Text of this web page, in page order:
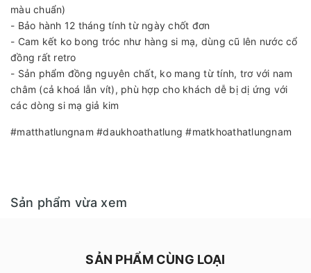
màu chuẩn)
- Bảo hành 12 tháng tính từ ngày chốt đơn
- Cam kết ko bong tróc như hàng si mạ, dùng cũ lên nước cổ
đồng rất retro
- Sản phẩm đồng nguyên chất, ko mang từ tính, trơ với nam
châm (cả khoá lẫn vít), phù hợp cho khách dễ bị dị ứng với
các dòng si mạ giả kim
#matthatlungnam #daukhoathatlung #matkhoathatlungnam
Sản phẩm vừa xem
SẢN PHẨM CÙNG LOẠI